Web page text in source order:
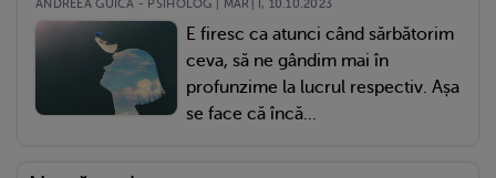
ANDREEA GUICĂ - PSIHOLOG | MARŢI, 10.10.2023
E firesc ca atunci când sărbătorim
ceva, să ne gândim mai în
profunzime la lucrul respectiv. Așa
se face că încă...